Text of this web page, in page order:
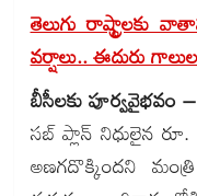
తెలుగు రాష్ట్రాలకు
వర్షాలు.. ఈదురు
బీసీలకు పూర్వవైభవం
సబ్ ప్లాన్ నిధులైన
అణగదొక్కిందని